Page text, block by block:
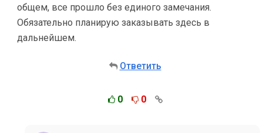
общем, все прошло без единого замечания.
Обязательно планирую заказывать здесь в
дальнейшем.
Ответить
0 0